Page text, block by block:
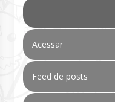
Acessar
Feed de posts